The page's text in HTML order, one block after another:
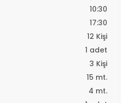
10:30
17:30
12 Kişi
1 adet
3 Kişi
15 mt.
4 mt.